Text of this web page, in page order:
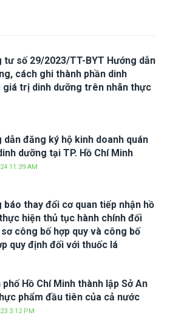
tư số 29/2023/TT-BYT Hướng dẫn
cách ghi thành phần dinh
giá trị dinh dưỡng trên nhãn thực
dẫn đăng ký hộ kinh doanh quán
dưỡng tại TP. Hồ Chí Minh
11:39 AM
báo thay đổi cơ quan tiếp nhận hồ
hiện thủ tục hành chính đối
công bố hợp quy và công bố
quy định đối với thuốc lá
phố Hồ Chí Minh thành lập Sở An
phẩm đầu tiên của cả nước
3:12 PM